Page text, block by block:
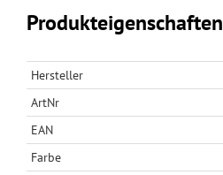
Produkteigenschaften
Hersteller
ArtNr
EAN
Farbe